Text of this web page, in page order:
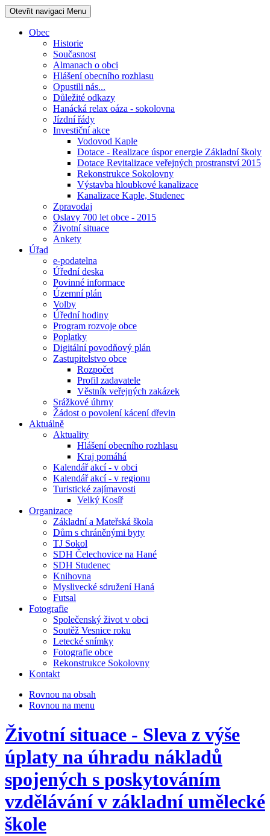
Otevřit navigaci Menu
Obec
Historie
Současnost
Almanach o obci
Hlášení obecního rozhlasu
Opustili nás...
Důležité odkazy
Hanácká relax oáza - sokolovna
Jízdní řády
Investiční akce
Vodovod Kaple
Dotace - Realizace úspor energie Základní školy
Dotace Revitalizace veřejných prostranství 2015
Rekonstrukce Sokolovny
Výstavba hloubkové kanalizace
Kanalizace Kaple, Studenec
Zpravodaj
Oslavy 700 let obce - 2015
Životní situace
Ankety
Úřad
e-podatelna
Úřední deska
Povinné informace
Územní plán
Volby
Úřední hodiny
Program rozvoje obce
Poplatky
Digitální povodňový plán
Zastupitelstvo obce
Rozpočet
Profil zadavatele
Věstník veřejných zakázek
Srážkové úhrny
Žádost o povolení kácení dřevin
Aktuálně
Aktuality
Hlášení obecního rozhlasu
Kraj pomáhá
Kalendář akcí - v obci
Kalendář akcí - v regionu
Turistické zajímavosti
Velký Kosíř
Organizace
Základní a Mateřská škola
Dům s chráněnými byty
TJ Sokol
SDH Čelechovice na Hané
SDH Studenec
Knihovna
Myslivecké sdružení Haná
Futsal
Fotografie
Společenský život v obci
Soutěž Vesnice roku
Letecké snímky
Fotografie obce
Rekonstrukce Sokolovny
Kontakt
Rovnou na obsah
Rovnou na menu
Životní situace - Sleva z výše
úplaty na úhradu nákladů
spojených s poskytováním
vzdělávání v základní umělecké
škole